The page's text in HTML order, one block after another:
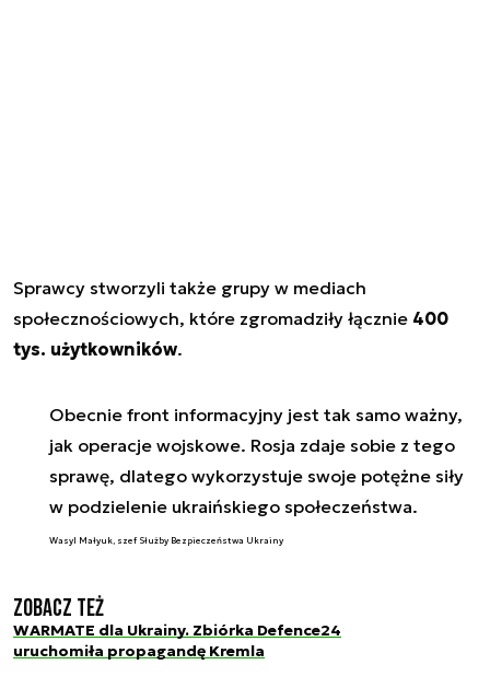
Sprawcy stworzyli także grupy w mediach
społecznościowych, które zgromadziły łącznie 400
tys. użytkowników.
Obecnie front informacyjny jest tak samo ważny,
jak operacje wojskowe. Rosja zdaje sobie z tego
sprawę, dlatego wykorzystuje swoje potężne siły
w podzielenie ukraińskiego społeczeństwa.
Wasyl Małyuk, szef Służby Bezpieczeństwa Ukrainy
Zobacz też
WARMATE dla Ukrainy. Zbiórka Defence24
uruchomiła propagandę Kremla